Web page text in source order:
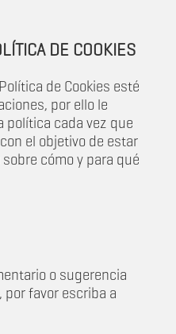
DE COOKIES
de Cookies esté
por ello le
política cada vez que
el objetivo de estar
cómo y para qué
o sugerencia
por favor escriba a